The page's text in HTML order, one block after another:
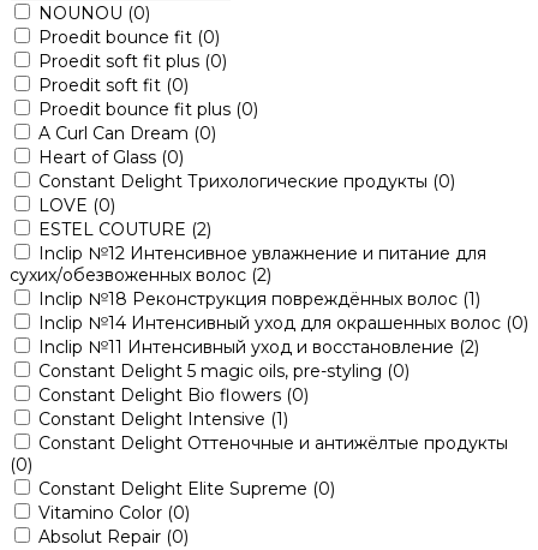
NOUNOU (0)
Proedit bounce fit (0)
Proedit soft fit plus (0)
Proedit soft fit (0)
Proedit bounce fit plus (0)
A Curl Can Dream (0)
Heart of Glass (0)
Constant Delight Трихологические продукты (0)
LOVE (0)
ESTEL COUTURE (2)
Inclip №12 Интенсивное увлажнение и питание для
сухих/обезвоженных волос (2)
Inclip №18 Реконструкция повреждённых волос (1)
Inclip №14 Интенсивный уход для окрашенных волос (0)
Inclip №11 Интенсивный уход и восстановление (2)
Constant Delight 5 magic oils, pre-styling (0)
Constant Delight Bio flowers (0)
Constant Delight Intensive (1)
Constant Delight Оттеночные и антижёлтые продукты
(0)
Constant Delight Elite Supreme (0)
Vitamino Color (0)
Absolut Repair (0)